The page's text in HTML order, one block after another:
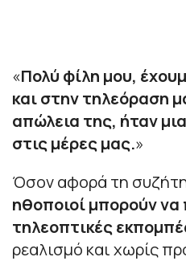
«Πολύ φίλη μου,
και στην τηλεόραση
απώλεια της, ήταν
στις μέρες μας.»
Όσον αφορά τη
ηθοποιοί μπορούν
τηλεοπτικές
ρεαλισμό και χωρίς